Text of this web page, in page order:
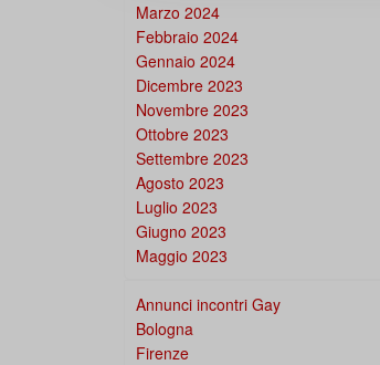
Marzo 2024
Febbraio 2024
Gennaio 2024
Dicembre 2023
Novembre 2023
Ottobre 2023
Settembre 2023
Agosto 2023
Luglio 2023
Giugno 2023
Maggio 2023
Annunci incontri Gay
Bologna
Firenze